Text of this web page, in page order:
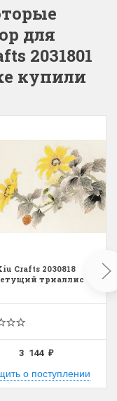
Bear and
с
Красивый
раритетный
Ларина
1 апреля 2026
для
2031801
купили
Crafts 2030818
триаллис
3 144₽
о поступлении